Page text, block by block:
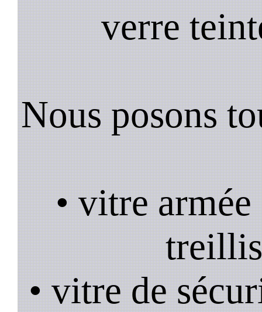
verre
Nous posons
• vitre
• vitre de